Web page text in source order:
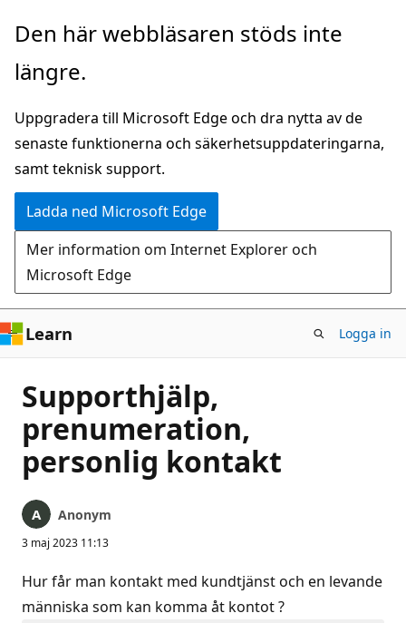
Hoppa
huvudinnehåll
Den här webbläsaren stöds inte
längre.
Uppgradera till Microsoft Edge och dra nytta av de
senaste funktionerna och säkerhetsuppdateringarna,
samt teknisk support.
Ladda ned Microsoft Edge
Mer information om Internet Explorer och
Microsoft Edge
Learn Logga in
Supporthjälp,
prenumeration,
personlig kontakt
Anonym
3 maj 2023 11:13
Hur får man kontakt med kundtjänst och en levande
människa som kan komma åt kontot ?